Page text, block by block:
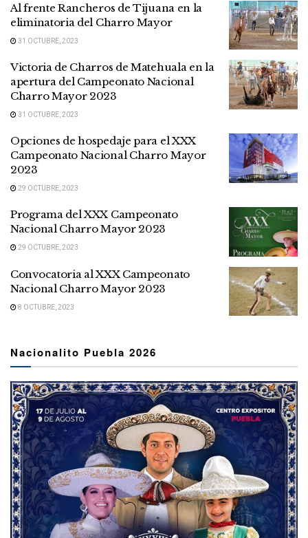
Al frente Rancheros de Tijuana en la
eliminatoria del Charro Mayor
31 OCTUBRE, 2023
Victoria de Charros de Matehuala en la
apertura del Campeonato Nacional
Charro Mayor 2023
31 OCTUBRE, 2023
Opciones de hospedaje para el XXX
Campeonato Nacional Charro Mayor
2023
29 OCTUBRE, 2023
Programa del XXX Campeonato
Nacional Charro Mayor 2023
29 OCTUBRE, 2023
Convocatoria al XXX Campeonato
Nacional Charro Mayor 2023
8 OCTUBRE, 2023
Nacionalito Puebla 2026